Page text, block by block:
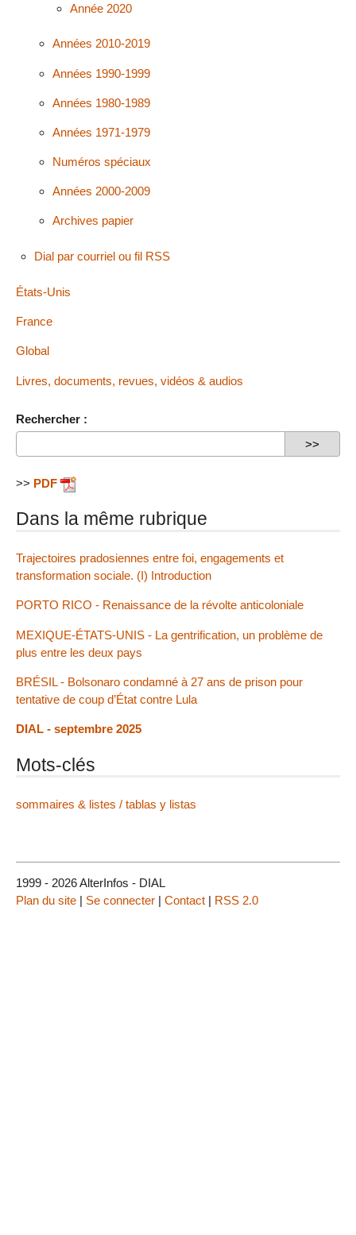
Année 2020
Années 2010-2019
Années 1990-1999
Années 1980-1989
Années 1971-1979
Numéros spéciaux
Années 2000-2009
Archives papier
Dial par courriel ou fil RSS
États-Unis
France
Global
Livres, documents, revues, vidéos & audios
Rechercher :
>> PDF
Dans la même rubrique
Trajectoires pradosiennes entre foi, engagements et
transformation sociale. (I) Introduction
PORTO RICO - Renaissance de la révolte anticoloniale
MEXIQUE-ÉTATS-UNIS - La gentrification, un problème de
plus entre les deux pays
BRÉSIL - Bolsonaro condamné à 27 ans de prison pour
tentative de coup d’État contre Lula
DIAL - septembre 2025
Mots-clés
sommaires & listes / tablas y listas
1999 - 2026 AlterInfos - DIAL
Plan du site | Se connecter | Contact | RSS 2.0